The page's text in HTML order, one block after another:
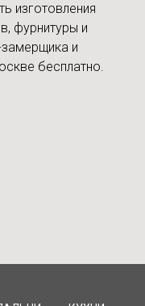
изготовления
фурнитуры и
и
бесплатно.